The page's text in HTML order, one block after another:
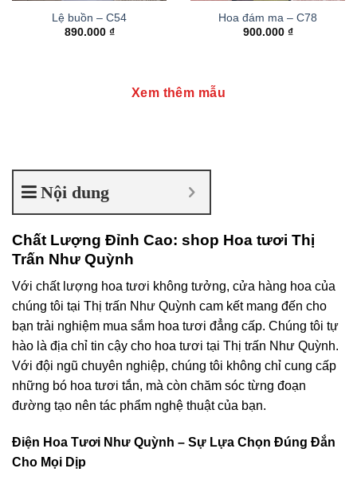
Lệ buồn – C54
890.000 ₫
Hoa đám ma – C78
900.000 ₫
Xem thêm mẫu
Nội dung
Chất Lượng Đỉnh Cao: shop Hoa tươi Thị
Trấn Như Quỳnh
Với chất lượng hoa tươi không tưởng, cửa hàng hoa của
chúng tôi tại Thị trấn Như Quỳnh cam kết mang đến cho
bạn trải nghiệm mua sắm hoa tươi đẳng cấp. Chúng tôi tự
hào là địa chỉ tin cậy cho hoa tươi tại Thị trấn Như Quỳnh.
Với đội ngũ chuyên nghiệp, chúng tôi không chỉ cung cấp
những bó hoa tươi tắn, mà còn chăm sóc từng đoạn
đường tạo nên tác phẩm nghệ thuật của bạn.
Điện Hoa Tươi Như Quỳnh – Sự Lựa Chọn Đúng Đắn
Cho Mọi Dịp